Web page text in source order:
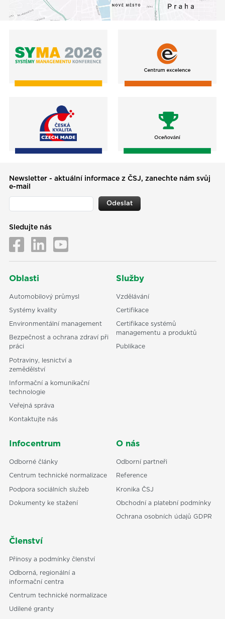
Newsletter - aktuální informace z ČSJ, zanechte nám svůj
e-mail
Odeslat
Sledujte nás
Oblasti
Automobilový průmysl
Systémy kvality
Environmentální management
Bezpečnost a ochrana zdraví při
práci
Potraviny, lesnictví a
zemědělství
Informační a komunikační
technologie
Veřejná správa
Kontaktujte nás
Služby
Vzdělávání
Certifikace
Certifikace systémů
managementu a produktů
Publikace
Infocentrum
Odborné články
Centrum technické normalizace
Podpora sociálních služeb
Dokumenty ke stažení
O nás
Odborní partneři
Reference
Kronika ČSJ
Obchodní a platební podmínky
Ochrana osobních údajů GDPR
Členství
Přínosy a podmínky členství
Odborná, regionální a
informační centra
Centrum technické normalizace
Udílené granty